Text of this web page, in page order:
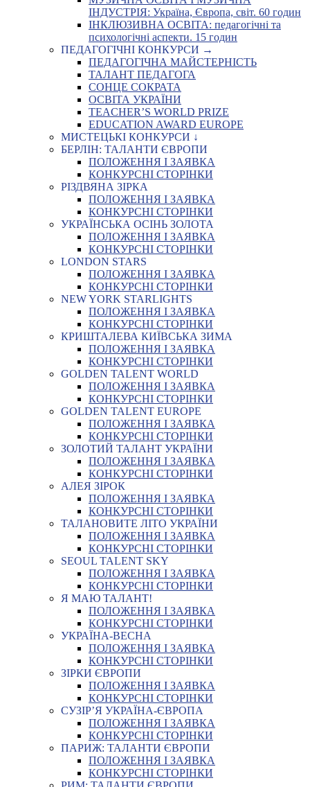
ІНДУСТРІЯ: Україна, Європа, світ. 60 годин
ІНКЛЮЗИВНА ОСВІТА: педагогічні та
психологічні аспекти. 15 годин
ПЕДАГОГІЧНІ КОНКУРСИ →
ПЕДАГОГІЧНА МАЙСТЕРНІСТЬ
ТАЛАНТ ПЕДАГОГА
СОНЦЕ СОКРАТА
ОСВІТА УКРАЇНИ
TEACHER’S WORLD PRIZE
EDUCATION AWARD EUROPE
МИСТЕЦЬКІ КОНКУРСИ ↓
БЕРЛІН: ТАЛАНТИ ЄВРОПИ
ПОЛОЖЕННЯ І ЗАЯВКА
КОНКУРСНІ СТОРІНКИ
РІЗДВЯНА ЗІРКА
ПОЛОЖЕННЯ І ЗАЯВКА
КОНКУРСНІ СТОРІНКИ
УКРАЇНСЬКА ОСІНЬ ЗОЛОТА
ПОЛОЖЕННЯ І ЗАЯВКА
КОНКУРСНІ СТОРІНКИ
LONDON STARS
ПОЛОЖЕННЯ І ЗАЯВКА
КОНКУРСНІ СТОРІНКИ
NEW YORK STARLIGHTS
ПОЛОЖЕННЯ І ЗАЯВКА
КОНКУРСНІ СТОРІНКИ
КРИШТАЛЕВА КИЇВСЬКА ЗИМА
ПОЛОЖЕННЯ І ЗАЯВКА
КОНКУРСНІ СТОРІНКИ
GOLDEN TALENT WORLD
ПОЛОЖЕННЯ І ЗАЯВКА
КОНКУРСНІ СТОРІНКИ
GOLDEN TALENT EUROPE
ПОЛОЖЕННЯ І ЗАЯВКА
КОНКУРСНІ СТОРІНКИ
ЗОЛОТИЙ ТАЛАНТ УКРАЇНИ
ПОЛОЖЕННЯ І ЗАЯВКА
КОНКУРСНІ СТОРІНКИ
АЛЕЯ ЗІРОК
ПОЛОЖЕННЯ І ЗАЯВКА
КОНКУРСНІ СТОРІНКИ
ТАЛАНОВИТЕ ЛІТО УКРАЇНИ
ПОЛОЖЕННЯ І ЗАЯВКА
КОНКУРСНІ СТОРІНКИ
SEOUL TALENT SKY
ПОЛОЖЕННЯ І ЗАЯВКА
КОНКУРСНІ СТОРІНКИ
Я МАЮ ТАЛАНТ!
ПОЛОЖЕННЯ І ЗАЯВКА
КОНКУРСНІ СТОРІНКИ
УКРАЇНА-ВЕСНА
ПОЛОЖЕННЯ І ЗАЯВКА
КОНКУРСНІ СТОРІНКИ
ЗІРКИ ЄВРОПИ
ПОЛОЖЕННЯ І ЗАЯВКА
КОНКУРСНІ СТОРІНКИ
СУЗІР’Я УКРАЇНА-ЄВРОПА
ПОЛОЖЕННЯ І ЗАЯВКА
КОНКУРСНІ СТОРІНКИ
ПАРИЖ: ТАЛАНТИ ЄВРОПИ
ПОЛОЖЕННЯ І ЗАЯВКА
КОНКУРСНІ СТОРІНКИ